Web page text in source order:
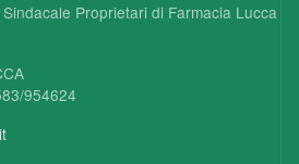
Proprietari di Farmacia Lucca
954624